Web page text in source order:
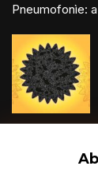
Pneumofonìe:
Un glitch